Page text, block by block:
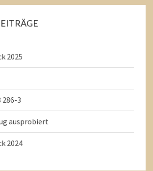
2025
286-3
ausprobiert
2024